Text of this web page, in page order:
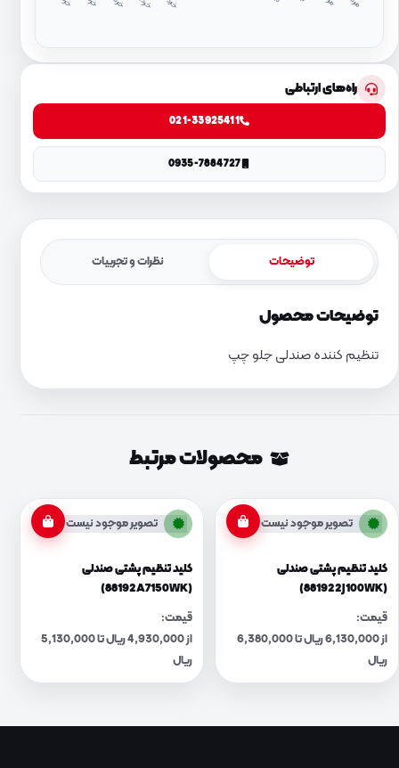
راه‌های ارتباطی
021-33925411
0935-7884727
توضیحات نظرات و تجربیات
توضیحات محصول
تنظیم کننده صندلی جلو چپ
محصولات مرتبط
تصویر موجود نیست
کلید تنظیم پشتی صندلی
(881922J100WK)
قیمت:
از 6,130,000 ریال تا 6,380,000
ریال
تصویر موجود نیست
کلید تنظیم پشتی صندلی
(88192A7150WK)
قیمت:
از 4,930,000 ریال تا 5,130,000
ریال